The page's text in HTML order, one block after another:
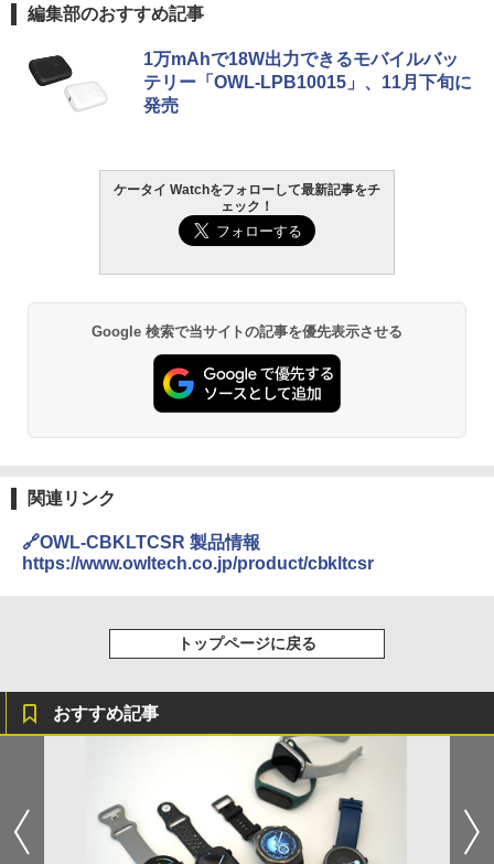
編集部のおすすめ記事
1万mAhで18W出力できるモバイルバッ
テリー「OWL-LPB10015」、11月下旬に
発売
ケータイ Watchをフォローして最新記事をチ
ェック！
Google 検索で当サイトの記事を優先表示させる
関連リンク
🔗OWL-CBKLTCSR 製品情報
https://www.owltech.co.jp/product/cbkltcsr
トップページに戻る
おすすめ記事